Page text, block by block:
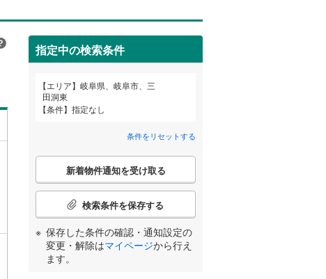
指定中の検索条件
エリア
岐阜県、岐阜市、三
田洞東
条件
指定なし
条件をリセットする
こ
検
条
件
新着物件通知を受け取る
検索条件を保存する
保存した条件の確認・通知設定の
変更・解除はマイページから行え
ます。
鹿児島 沖縄
山県市(4)
本巣市(7)
養老郡養老町(
揖斐郡揖斐川町(1)
本巣郡北方町(1)
加茂郡川辺町(0)
加茂郡白川町(0)
大野郡白川村
上土居(1)
小野(2)
中(1)
又丸(1)
三田洞東(1)
春近古市場北(1)
日野南(3)
柳津町南塚
太陽光発電システム（0）
）
3階建て以上（0）
小学校まで1km以内（0）